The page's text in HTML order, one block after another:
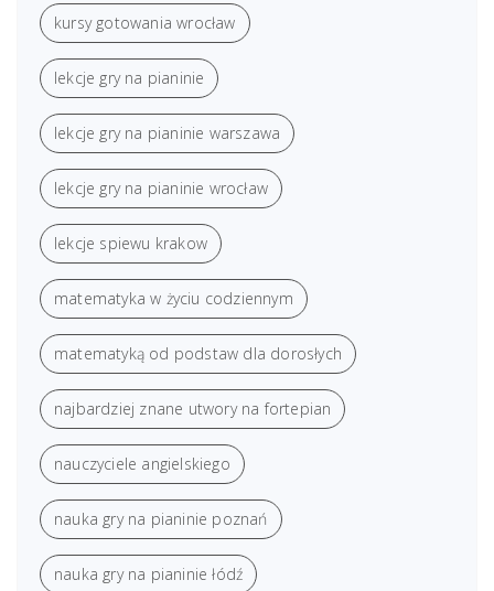
kursy gotowania wrocław
lekcje gry na pianinie
lekcje gry na pianinie warszawa
lekcje gry na pianinie wrocław
lekcje spiewu krakow
matematyka w życiu codziennym
matematyką od podstaw dla dorosłych
najbardziej znane utwory na fortepian
nauczyciele angielskiego
nauka gry na pianinie poznań
nauka gry na pianinie łódź